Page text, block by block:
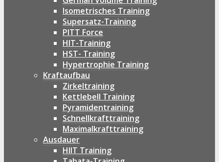
Isometrisches Training
Supersatz-Training
PITT Force
HIT-Training
HST- Training
Hypertrophie Training
Kraftaufbau
Zirkeltraining
Kettlebell Training
Pyramidentraining
Schnellkrafttraining
Maximalkrafttraining
Ausdauer
HIIT Training